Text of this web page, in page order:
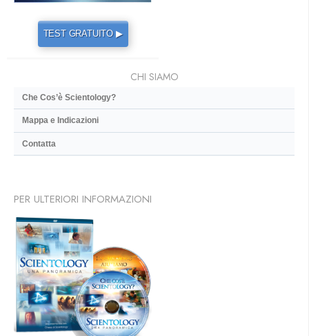
TEST GRATUITO ▶
CHI SIAMO
Che Cos’è Scientology?
Mappa e Indicazioni
Contatta
PER ULTERIORI INFORMAZIONI